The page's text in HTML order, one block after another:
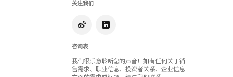
关注我们
咨询表
我们很乐意聆听您的声音！如有任何关于销
售需求、职业信息、投资者关系、企业信息